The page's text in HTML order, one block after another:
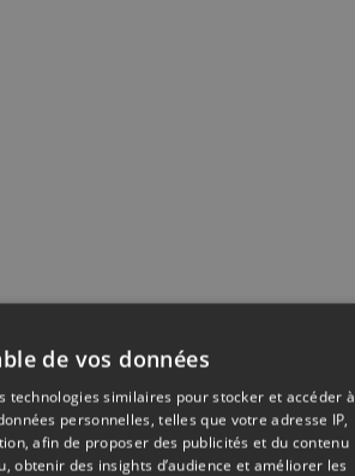
de vos données
technologies similaires pour stocker et accéder à
personnelles, telles que votre adresse IP,
afin de proposer des publicités et du contenu
obtenir des insights d’audience et améliorer les